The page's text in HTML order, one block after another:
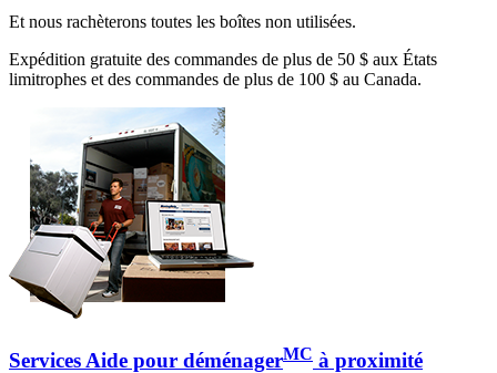
Et nous rachèterons toutes les boîtes non utilisées.
Expédition gratuite des commandes de plus de 50 $ aux États
limitrophes et des commandes de plus de 100 $ au Canada.
Services Aide pour déménagerMC à proximité